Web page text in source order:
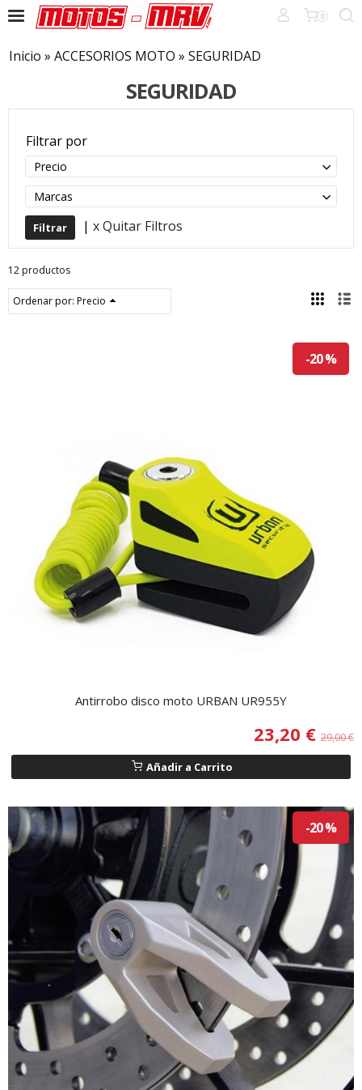
0
Inicio » ACCESORIOS MOTO » SEGURIDAD
SEGURIDAD
Filtrar por
Precio
Marcas
| x Quitar Filtros
12 productos
Ordenar por: Precio
-20 %
Antirrobo disco moto URBAN UR955Y
23,20 € 29,00 €
Añadir a Carrito
-20 %